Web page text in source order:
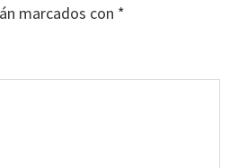
marcados con *